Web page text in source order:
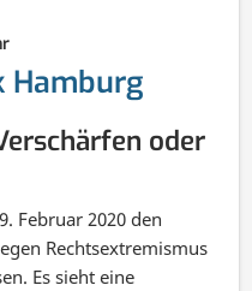
Hamburg
oder
Februar 2020 den
Rechtsextremismus
Es sieht eine